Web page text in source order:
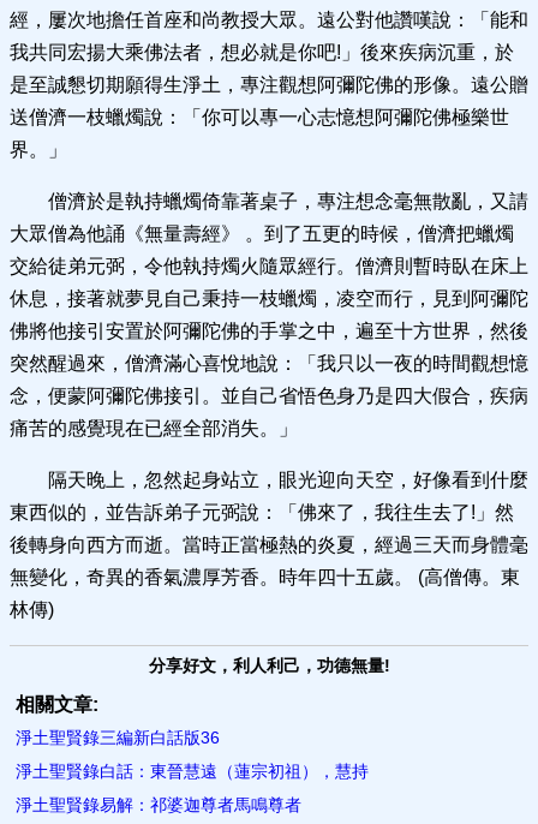
經，屢次地擔任首座和尚教授大眾。遠公對他讚嘆說：「能和
我共同宏揚大乘佛法者，想必就是你吧!」後來疾病沉重，於
是至誠懇切期願得生淨土，專注觀想阿彌陀佛的形像。遠公贈
送僧濟一枝蠟燭說：「你可以專一心志憶想阿彌陀佛極樂世
界。」
僧濟於是執持蠟燭倚靠著桌子，專注想念毫無散亂，又請
大眾僧為他誦《無量壽經》 。到了五更的時候，僧濟把蠟燭
交給徒弟元弼，令他執持燭火隨眾經行。僧濟則暫時臥在床上
休息，接著就夢見自己秉持一枝蠟燭，凌空而行，見到阿彌陀
佛將他接引安置於阿彌陀佛的手掌之中，遍至十方世界，然後
突然醒過來，僧濟滿心喜悅地說：「我只以一夜的時間觀想憶
念，便蒙阿彌陀佛接引。並自己省悟色身乃是四大假合，疾病
痛苦的感覺現在已經全部消失。」
隔天晚上，忽然起身站立，眼光迎向天空，好像看到什麼
東西似的，並告訴弟子元弼說：「佛來了，我往生去了!」然
後轉身向西方而逝。當時正當極熱的炎夏，經過三天而身體毫
無變化，奇異的香氣濃厚芳香。時年四十五歲。 (高僧傳。東
林傳)
分享好文，利人利己，功德無量!
相關文章:
淨土聖賢錄三編新白話版36
淨土聖賢錄白話：東晉慧遠（蓮宗初祖），慧持
淨土聖賢錄易解：祁婆迦尊者馬鳴尊者